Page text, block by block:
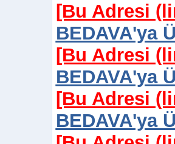
[Bu Adresi
BEDAVA'ya
[Bu Adresi
BEDAVA'ya
[Bu Adresi
BEDAVA'ya